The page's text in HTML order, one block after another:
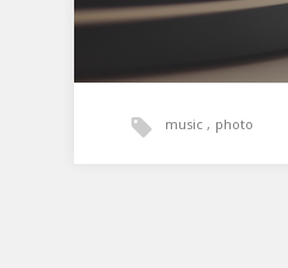
music photo